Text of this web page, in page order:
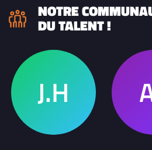
NOTRE
DU TALENT !